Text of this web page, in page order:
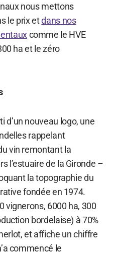
nous mettons
le prix etdans nos
comme le HVE
ha et le zéro
d’un nouveau logo, une
rappelant
vin remontant la
l’estuaire de la Gironde –
la topographie du
fondée en 1974.
vignerons, 6000 ha, 300
bordelaise) à 70%
et affiche un chiffre
commencé le